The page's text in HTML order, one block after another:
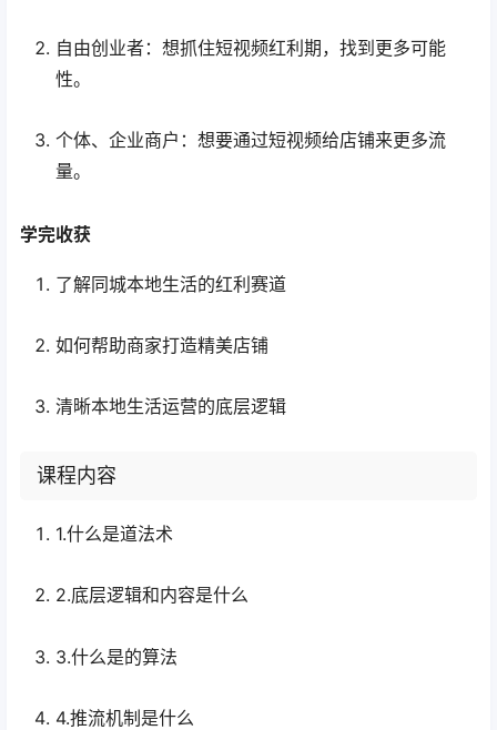
自由创业者：想抓住短视频红利期，找到更多可能
性。
个体、企业商户：想要通过短视频给店铺来更多流
量。
学完收获
了解同城本地生活的红利赛道
如何帮助商家打造精美店铺
清晰本地生活运营的底层逻辑
课程内容
1.什么是道法术
2.底层逻辑和内容是什么
3.什么是的算法
4.推流机制是什么